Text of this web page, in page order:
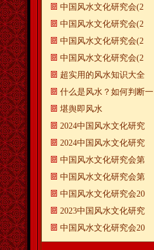
中国风水文化研究会(2
中国风水文化研究会(2
中国风水文化研究会(2
中国风水文化研究会(2
超实用的风水知识大全
什么是风水？如何判断一
​堪舆即风水
2024中国风水文化研究
2024中国风水文化研究
中国风水文化研究会第
中国风水文化研究会第
中国风水文化研究会20
2023中国风水文化研究
中国风水文化研究会20